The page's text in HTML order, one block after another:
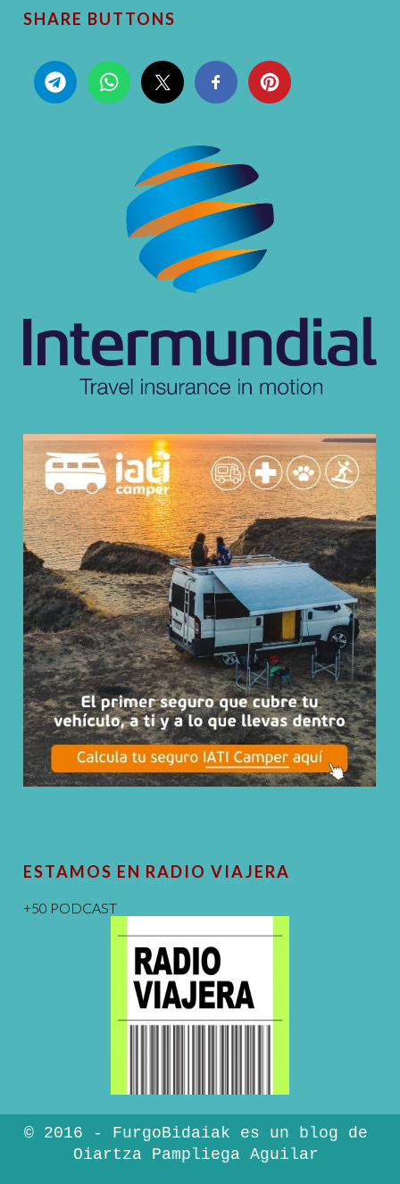
SHARE BUTTONS
ESTAMOS EN RADIO VIAJERA
+50 PODCAST
© 2016 - FurgoBidaiak es un blog de
Oiartza Pampliega Aguilar